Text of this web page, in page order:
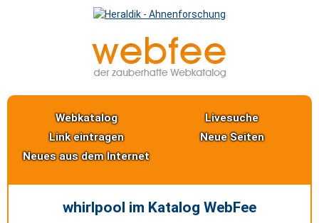
Webkatalog
Livesuche
Link eintragen
Neue Seiten
Neues aus dem Internet
whirlpool im Katalog WebFee